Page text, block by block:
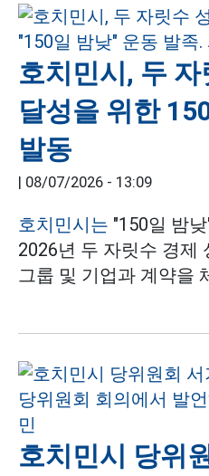
호치민시, 두
달성을 위한
발동
| 08/07/2026 - 13:09
호치민시는 "150일 밤
2026년 두 자릿수 경제
그룹 및 기업과 계약을
호치민시 당위